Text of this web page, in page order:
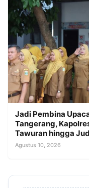
Jadi Pembina
Tangerang,
Tawuran hingga
Agustus 10, 2026